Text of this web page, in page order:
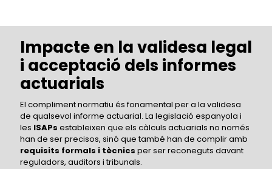
Impacte en la validesa legal
i acceptació dels informes
actuarials
El compliment normatiu és fonamental per a la validesa
de qualsevol informe actuarial. La legislació espanyola i
les ISAPs estableixen que els càlculs actuarials no només
han de ser precisos, sinó que també han de complir amb
requisits formals i tècnics per ser reconeguts davant
reguladors, auditors i tribunals.